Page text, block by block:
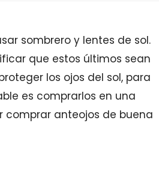
sombrero y lentes de sol.
que estos últimos sean
los ojos del sol, para
es comprarlos en una
comprar anteojos de buena